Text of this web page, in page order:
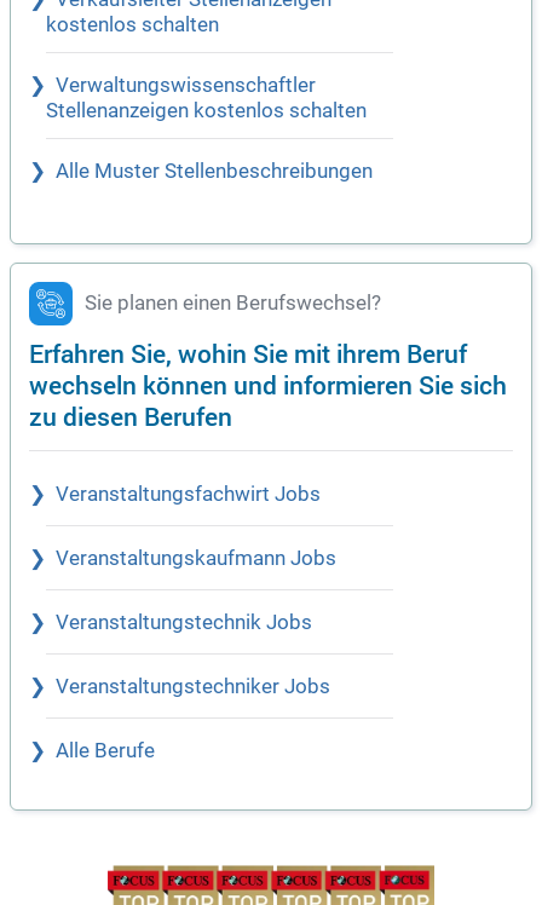
kostenlos schalten
Verwaltungswissenschaftler
Stellenanzeigen kostenlos schalten
Alle Muster Stellenbeschreibungen
Sie planen einen Berufswechsel?
Erfahren Sie, wohin Sie mit ihrem Beruf
wechseln können und informieren Sie sich
zu diesen Berufen
Veranstaltungsfachwirt Jobs
Veranstaltungskaufmann Jobs
Veranstaltungstechnik Jobs
Veranstaltungstechniker Jobs
Alle Berufe